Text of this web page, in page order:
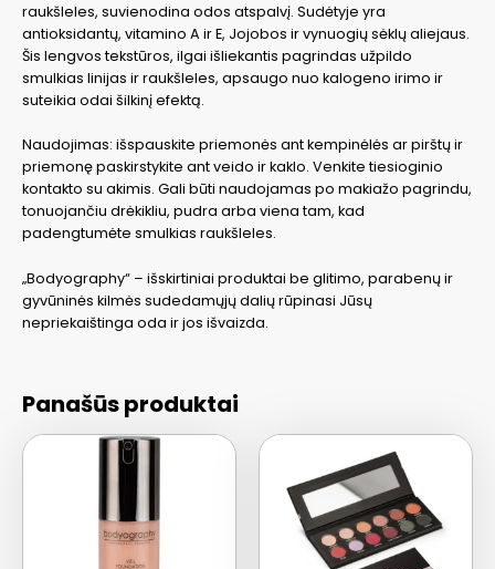
raukšleles, suvienodina odos atspalvį. Sudėtyje yra
antioksidantų, vitamino A ir E, Jojobos ir vynuogių sėklų aliejaus.
Šis lengvos tekstūros, ilgai išliekantis pagrindas užpildo
smulkias linijas ir raukšleles, apsaugo nuo kalogeno irimo ir
suteikia odai šilkinį efektą.
Naudojimas: išspauskite priemonės ant kempinėlės ar pirštų ir
priemonę paskirstykite ant veido ir kaklo. Venkite tiesioginio
kontakto su akimis. Gali būti naudojamas po makiažo pagrindu,
tonuojančiu drėkikliu, pudra arba viena tam, kad
padengtumėte smulkias raukšleles.
„Bodyography“ – išskirtiniai produktai be glitimo, parabenų ir
gyvūninės kilmės sudedamųjų dalių rūpinasi Jūsų
nepriekaištinga oda ir jos išvaizda.
Panašūs produktai